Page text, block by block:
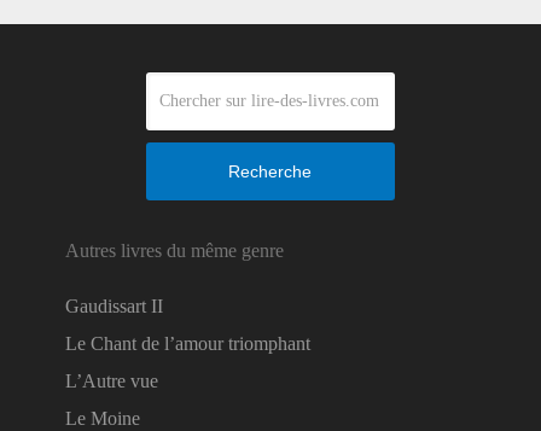
Recherche
Autres livres du même genre
Gaudissart II
Le Chant de l’amour triomphant
L’Autre vue
Le Moine